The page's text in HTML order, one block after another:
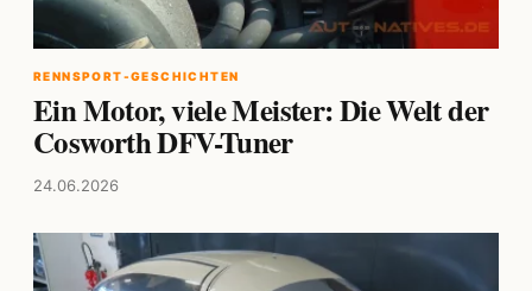
RENNSPORT-GESCHICHTEN
Ein Motor, viele Meister: Die Welt der
Cosworth DFV-Tuner
24.06.2026